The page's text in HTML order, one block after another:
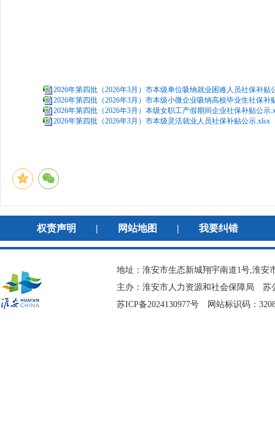
2026年第四批（2026年3月）市本级单位吸纳就业困难人员社保补贴
2026年第四批（2026年3月）市本级小微企业吸纳高校毕业生社保补
2026年第四批（2026年3月）本级女职工产假期间企业社保补贴公示
2026年第四批（2026年3月）市本级灵活就业人员社保补贴公示.xlsx
权责声明 | 网站地图 | 我要纠错
地址：淮安市生态新城翔宇南道1号,淮
主办：淮安市人力资源和社会保障局 苏
苏ICP备2024130977号 网站标识码：